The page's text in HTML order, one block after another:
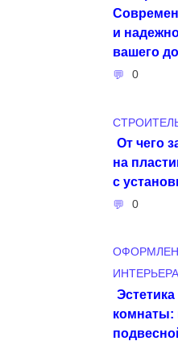
и
вашего
0
От чего
на
с
0
ИНТЕРЬЕРА
комнаты: